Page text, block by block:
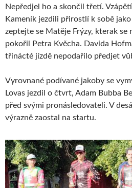
Nepředjel ho a skončil třetí.
Kameník jezdili přirostlí k sobě
zeptejte se Matěje Frýzy, kterak se
pokořil Petra Kvěcha. Davida
třinácté jízdě nepodařilo předjet
Vyrovnané podívané jakoby se
Lovas jezdil o čtvrt, Adam Bubba
před svými pronásledovateli. V
výrazně zaostal na startu.